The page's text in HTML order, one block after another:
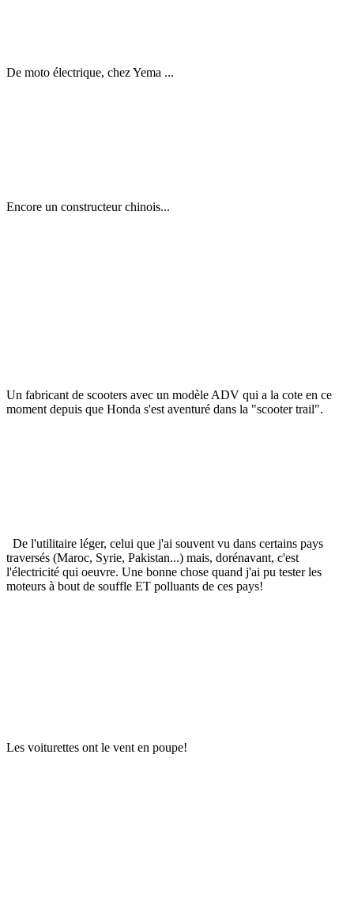
De moto électrique, chez Yema ...
Encore un constructeur chinois...
Un fabricant de scooters avec un modèle ADV qui a la cote en ce
moment depuis que Honda s'est aventuré dans la "scooter trail".
De l'utilitaire léger, celui que j'ai souvent vu dans certains pays
traversés (Maroc, Syrie, Pakistan...) mais, dorénavant, c'est
l'électricité qui oeuvre. Une bonne chose quand j'ai pu tester les
moteurs à bout de souffle ET polluants de ces pays!
Les voiturettes ont le vent en poupe!